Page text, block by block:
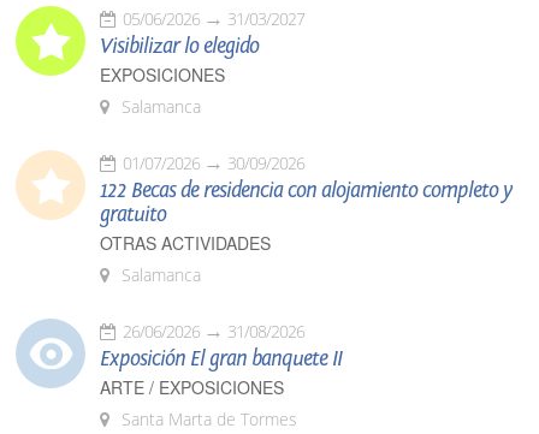
05/06/2026 31/03/2027
Visibilizar lo elegido
EXPOSICIONES
Salamanca
01/07/2026 30/09/2026
122 Becas de residencia con alojamiento completo y
gratuito
OTRAS ACTIVIDADES
Salamanca
26/06/2026 31/08/2026
Exposición El gran banquete II
ARTE / EXPOSICIONES
Santa Marta de Tormes